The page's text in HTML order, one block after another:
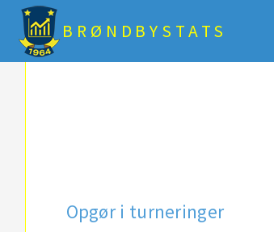
BRØNDBYSTATS
Opgør i turneringer